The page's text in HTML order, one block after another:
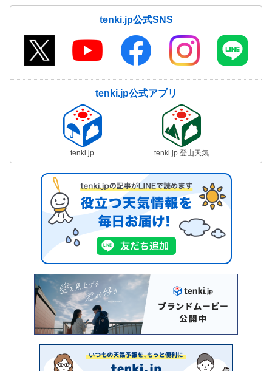
tenki.jp公式SNS
tenki.jp公式アプリ
tenki.jp tenki.jp 登山天気